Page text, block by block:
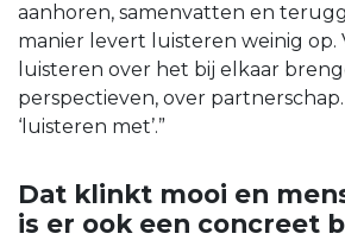
aanhoren, samenvatten en
manier levert luisteren weinig op.
luisteren over het bij elkaar
perspectieven, over
‘luisteren met’.”
Dat klinkt mooi en
is er ook een concreet